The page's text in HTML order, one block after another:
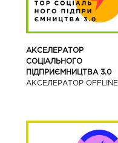
АКСЕЛЕРАТОР
СОЦІАЛЬНОГО
ПІДПРИЄМНИЦТВА 3.0
АКСЕЛЕРАТОР OFFLINE